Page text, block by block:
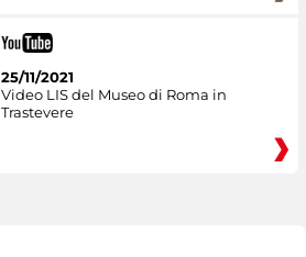
25/11/2021
Video LIS del Museo di Roma in
Trastevere